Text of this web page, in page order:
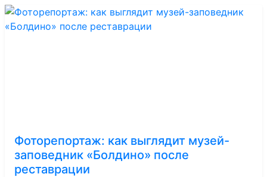
Фоторепортаж: как выглядит музей-
заповедник «Болдино» после
реставрации